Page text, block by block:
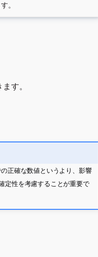
。
す。
正確な数値というより、影響
定性を考慮することが重要で